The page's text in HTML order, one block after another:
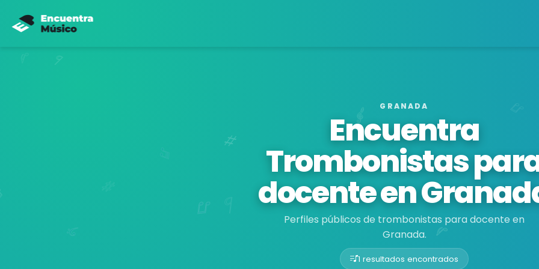
GRANADA
Encuentra
Trombonistas
docente en
Perfiles públicos de trombonistas para docente en
Granada.
1 resultados encontrados